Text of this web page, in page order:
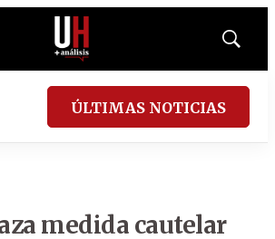
Mostrar
ÚLTIMAS NOTICIAS
medida cautelar